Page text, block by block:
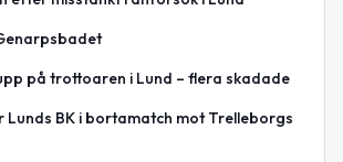
på trottoaren i Lund – flera skadade
BK i bortamatch mot Trelleborgs